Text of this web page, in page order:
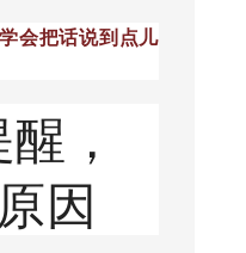
会把话说到点儿
，
因